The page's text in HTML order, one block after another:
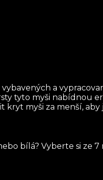
a
tyto myši nabídnou
kryt myši za menší,
bílá? Vyberte si ze